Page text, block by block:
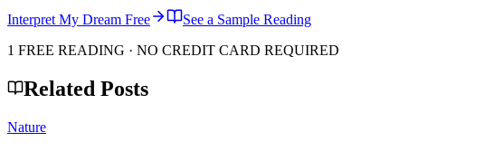
Interpret My Dream Free
See a Sample Reading
1 FREE READING · NO CREDIT CARD REQUIRED
Related Posts
Nature